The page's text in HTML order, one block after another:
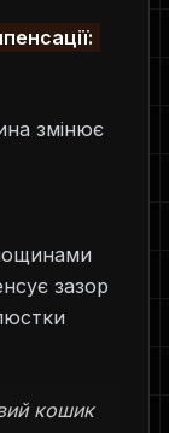
змінює
зазор
кошик